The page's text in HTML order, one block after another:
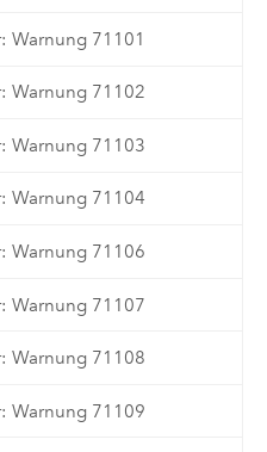
Warnung 71101
Warnung 71102
Warnung 71103
Warnung 71104
Warnung 71106
Warnung 71107
Warnung 71108
Warnung 71109